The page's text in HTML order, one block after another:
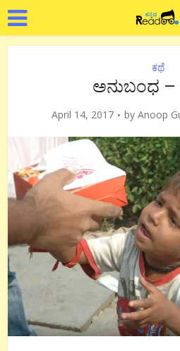
ಕಥೆ
ಅನುಬಂಧ –
April 14, 2017 by Anoop